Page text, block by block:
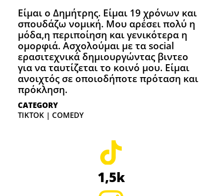
Eίμαι ο Δημήτρης. Είμαι 19 χρόνων και
σπουδάζω νομική. Μου αρέσει πολύ η
μόδα,η περιποίηση και γενικότερα η
ομορφιά. Ασχολούμαι με τα social
ερασιτεχνικά δημιουργώντας βιντεο
για να ταυτίζεται το κοινό μου. Είμαι
ανοιχτός σε οποιοδήποτε πρόταση και
πρόκληση.
CATEGORY
TIKTOK | COMEDY
1,5k